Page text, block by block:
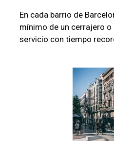
En cada barrio de
mínimo de un cerrajero
servicio con tiempo